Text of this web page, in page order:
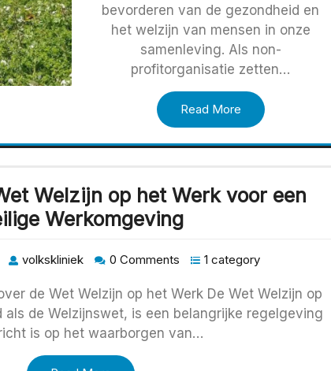
bevorderen van de gezondheid en
het welzijn van mensen in onze
samenleving. Als non-
profitorganisatie zetten…
Read More
Welzijn op het Werk voor een
Werkomgeving
volkskliniek 0 Comments 1 category
de Wet Welzijn op het Werk De Wet Welzijn op
als de Welzijnswet, is een belangrijke regelgeving
is op het waarborgen van…